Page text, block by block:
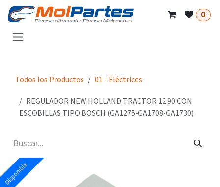
Ir al contenido
0
Todos los Productos 01 - Eléctricos
REGULADOR NEW HOLLAND TRACTOR 12 90 CON
ESCOBILLAS TIPO BOSCH (GA1275-GA1708-GA1730)
Disponible
Disponible